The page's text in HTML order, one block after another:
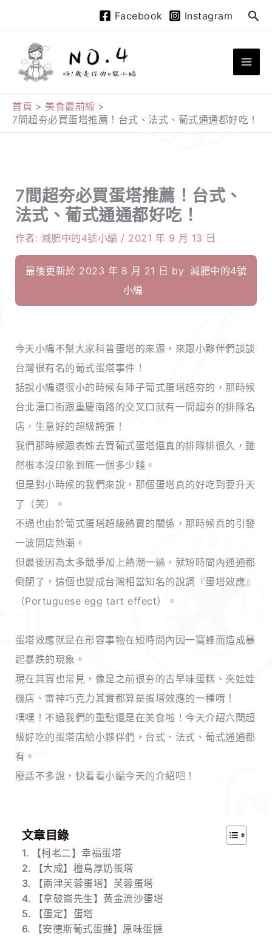
至
Facebook Instagram
搜
尋
首頁
美食最前線
7間超夯必買蛋塔推薦！台式、法式、葡式通通都好吃！
7間超夯必買蛋塔推薦！台式、
法式、葡式通通都好吃！
作者: 減肥中的4號小編 / 2021 年 9 月 13 日
最後更新於 2023 年 8 月 21 日 by 減肥中的4號
小編
今天小編不幫大家科普蛋塔的來源，來跟小夥伴們談談
台灣很有名的葡式蛋塔事件！
話說小編還很小的時候有陣子葡式蛋塔超夯的，那時候
台北漢口街跟重慶南路的交叉口就有一間超夯的排隊名
店，生意好的超級誇張！
我們那時候跟表姊去買葡式蛋塔還真的排隊排很久，雖
然根本沒印象到底一個多少錢。
但是對小時候的我們來說，那個蛋塔真的好吃到要升天
了（笑）。
不過也由於葡式蛋塔超級熱賣的關係，那時候真的引發
一波開店熱潮。
但最後因為太多競爭加上熱潮一過，就短時間內通通都
倒閉了，這個也變成台灣相當知名的說詞『蛋塔效應』
（Portuguese egg tart effect）。
蛋塔效應就是在形容事物在短時間內因一窩蜂而造成暴
起暴跌的現象。
現在其實也常見，像是之前很夯的古早味蛋糕、夾娃娃
機店、雷神巧克力其實都算是蛋塔效應的一種唷！
嘿嘿！不過我們的重點還是在美食啦！今天介紹六間超
級好吃的蛋塔店給小夥伴們，台式、法式、葡式通通都
有。
廢話不多說，快看看小編今天的介紹吧！
文章目錄
【柯老二】幸福蛋塔
【大成】檀島厚奶蛋塔
【兩津芙蓉蛋塔】芙蓉蛋塔
【拿破崙先生】黃金流沙蛋塔
【蛋定】蛋塔
【安德斯葡式蛋撻】原味蛋撻